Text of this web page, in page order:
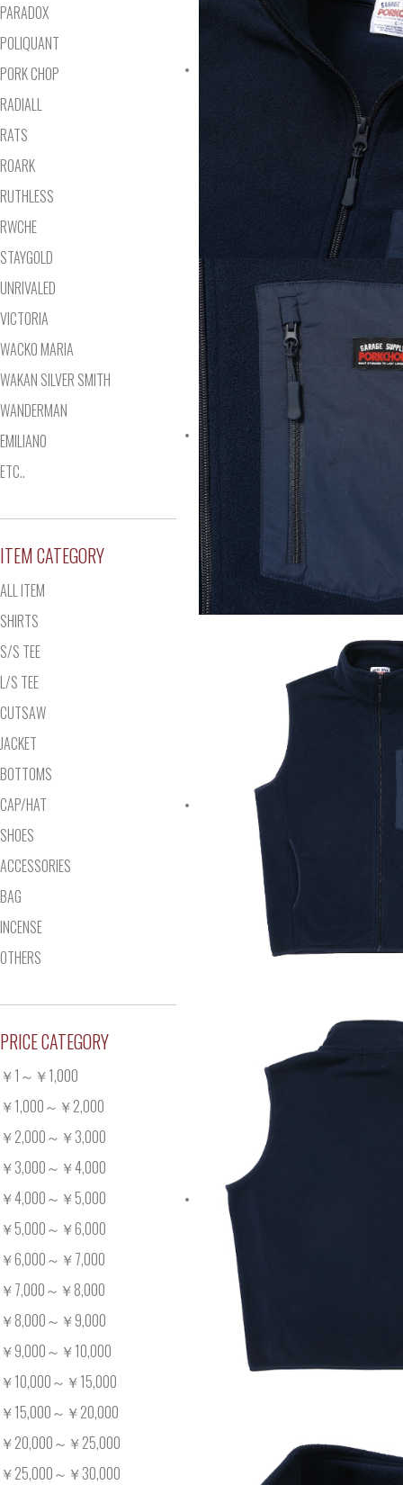
PARADOX
POLIQUANT
PORK CHOP
RADIALL
RATS
ROARK
RUTHLESS
RWCHE
STAYGOLD
UNRIVALED
VICTORIA
WACKO MARIA
WAKAN SILVER SMITH
WANDERMAN
EMILIANO
ETC..
ITEM CATEGORY
ALL ITEM
SHIRTS
S/S TEE
L/S TEE
CUTSAW
JACKET
BOTTOMS
CAP/HAT
SHOES
ACCESSORIES
BAG
INCENSE
OTHERS
PRICE CATEGORY
￥1～￥1,000
￥1,000～￥2,000
￥2,000～￥3,000
￥3,000～￥4,000
￥4,000～￥5,000
￥5,000～￥6,000
￥6,000～￥7,000
￥7,000～￥8,000
￥8,000～￥9,000
￥9,000～￥10,000
￥10,000～￥15,000
￥15,000～￥20,000
￥20,000～￥25,000
￥25,000～￥30,000